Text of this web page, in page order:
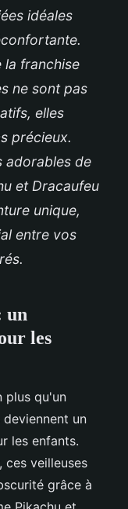
idéales
la franchise
ne sont pas
elles
précieux.
adorables de
et Dracaufeu
unique,
entre vos
un
les
plus qu'un
un
les enfants.
ces veilleuses
grâce à